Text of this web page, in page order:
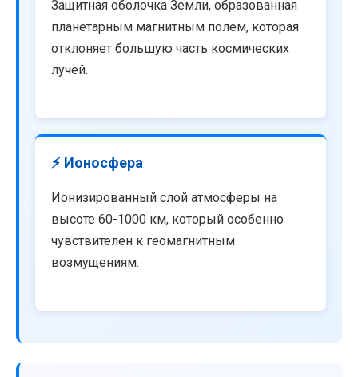
Защитная оболочка Земли, образованная
планетарным магнитным полем, которая
отклоняет большую часть космических
лучей.
⚡ Ионосфера
Ионизированный слой атмосферы на
высоте 60-1000 км, который особенно
чувствителен к геомагнитным
возмущениям.